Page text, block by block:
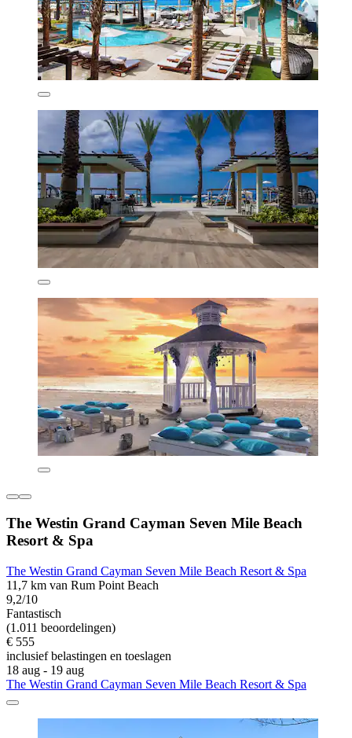
The Westin Grand Cayman Seven Mile Beach
Resort & Spa
The Westin Grand Cayman Seven Mile Beach Resort & Spa
11,7 km van Rum Point Beach
9,2/10
Fantastisch
(1.011 beoordelingen)
€ 555
inclusief belastingen en toeslagen
18 aug - 19 aug
The Westin Grand Cayman Seven Mile Beach Resort & Spa